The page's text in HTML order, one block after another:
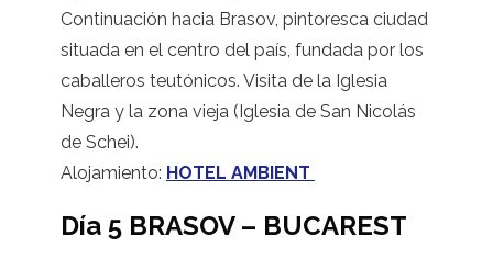
Continuación hacia Brasov, pintoresca ciudad
situada en el centro del país, fundada por los
caballeros teutónicos. Visita de la Iglesia
Negra y la zona vieja (Iglesia de San Nicolás
de Schei).
Alojamiento: HOTEL AMBIENT
Día 5 BRASOV – BUCAREST